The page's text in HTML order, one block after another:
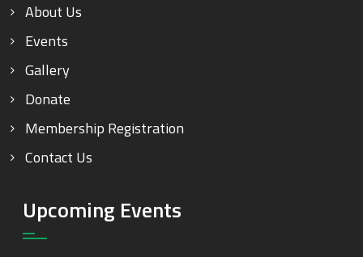
About Us
Events
Gallery
Donate
Membership Registration
Contact Us
Upcoming Events